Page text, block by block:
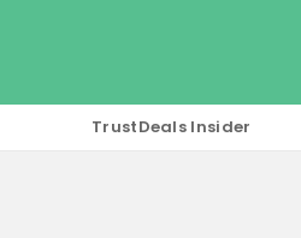
TrustDeals Insider